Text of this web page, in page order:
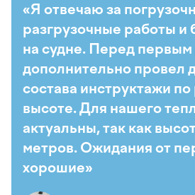
«Я отвечаю за
разгрузочные работы и
на судне. Перед
дополнительно провел
состава инструктажи по
высоте. Для нашего
актуальны, так как
метров. Ожидания от
хорошие»